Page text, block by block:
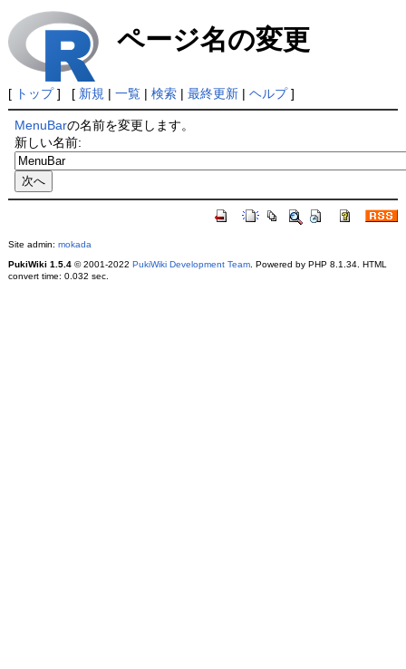
ページ名の変更
[ トップ] [ 新規 | 一覧| 検索| 最終更新| ヘルプ]
MenuBarの名前を変更します。
新しい名前:
Site admin: mokada
PukiWiki 1.5.4© 2001-2022 PukiWiki Development Team. Powered by PHP 8.1.34. HTML
convert time: 0.032 sec.